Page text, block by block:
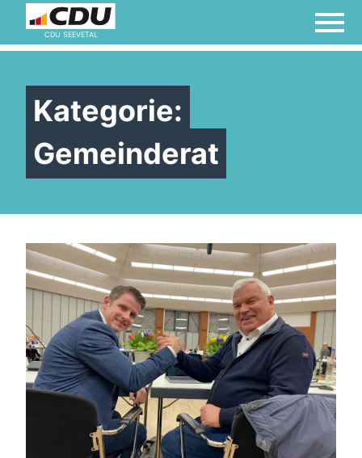
CDU SEEVETAL
Kategorie:
Gemeinderat